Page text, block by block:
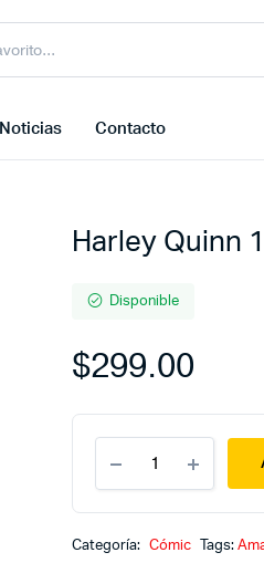
Noticias Contacto
Harley Quinn
Disponible
$299.00
Quinn
1
Candente
la
Categoría: Cómic Tags: